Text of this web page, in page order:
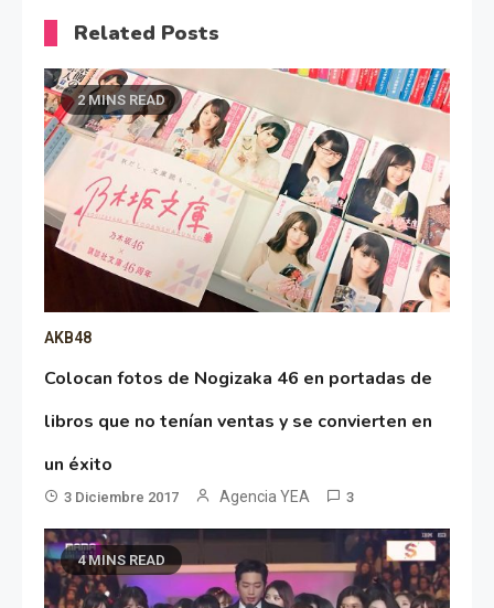
Related Posts
2 MINS READ
AKB48
Colocan fotos de Nogizaka 46 en portadas de
libros que no tenían ventas y se convierten en
un éxito
3 Diciembre 2017 Agencia YEA 3
4 MINS READ